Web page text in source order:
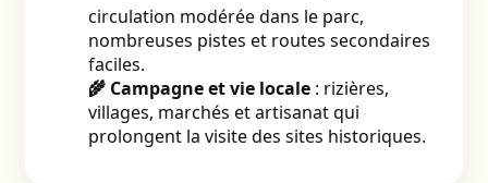
circulation modérée dans le parc,
nombreuses pistes et routes secondaires
faciles.
🌾 Campagne et vie locale : rizières,
villages, marchés et artisanat qui
prolongent la visite des sites historiques.